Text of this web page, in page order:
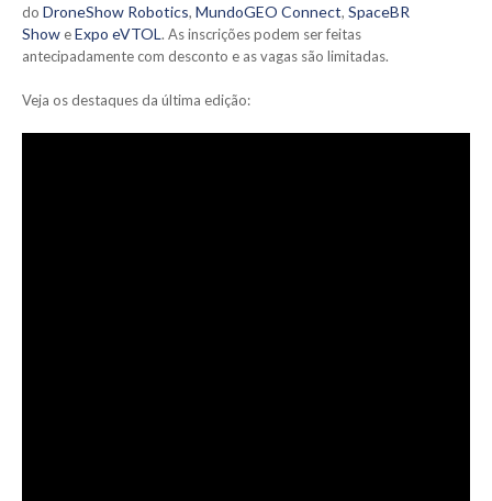
do DroneShow Robotics, MundoGEO Connect, SpaceBR
Show eExpo eVTOL. As inscrições podem ser feitas
antecipadamente com desconto e as vagas são limitadas.
Veja os destaques da última edição: